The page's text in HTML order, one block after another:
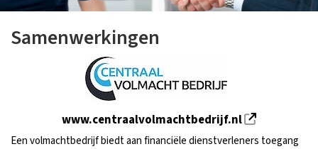
Samenwerkingen
www.centraalvolmachtbedrijf.nl
Een volmachtbedrijf biedt aan financiële dienstverleners toegang